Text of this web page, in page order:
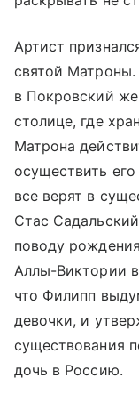
Артист
святой Матроны.
в Покровский
столице, где
Матрона
осуществить
все верят в
Стас
поводу
Аллы-Виктории
что Филипп
девочки, и
существования
дочь в Россию.